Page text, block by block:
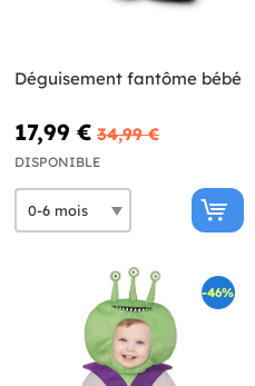
Déguisement fantôme bébé
17,99 € 34,99 €
DISPONIBLE
-46%